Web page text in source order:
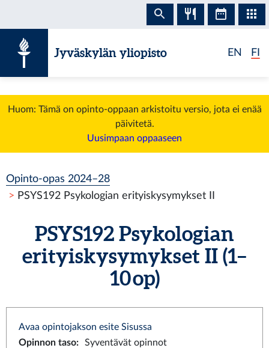
Jyväskylän yliopisto EN FI
Huom: Tämä on opinto-oppaan arkistoitu versio, jota ei enää
päivitetä.
Uusimpaan oppaaseen
Opinto-opas 2024–28
PSYS192 Psykologian erityiskysymykset II
PSYS192 Psykologian
erityiskysymykset II (1–
10 op)
Avaa opintojakson esite Sisussa
Opinnon taso:
Syventävät opinnot